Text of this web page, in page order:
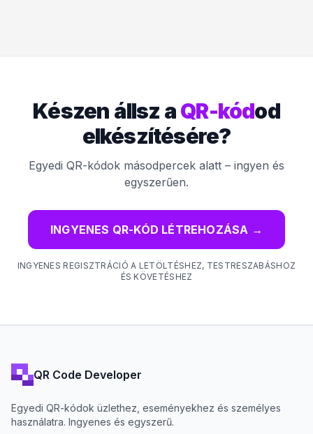
Készen állsz aQR-kódod
elkészítésére?
Egyedi QR-kódok másodpercek alatt – ingyen és
egyszerűen.
INGYENES QR-KÓD LÉTREHOZÁSA →
INGYENES REGISZTRÁCIÓ A LETÖLTÉSHEZ, TESTRESZABÁSHOZ
ÉS KÖVETÉSHEZ
QR Code Developer
Egyedi QR-kódok üzlethez, eseményekhez és személyes
használatra. Ingyenes és egyszerű.